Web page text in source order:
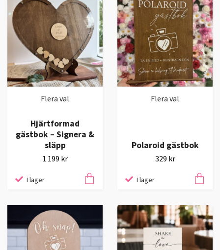
Flera val
Hjärtformad
gästbok – Signera &
släpp
1 199 kr
I lager
Flera val
Polaroid gästbok
329 kr
I lager